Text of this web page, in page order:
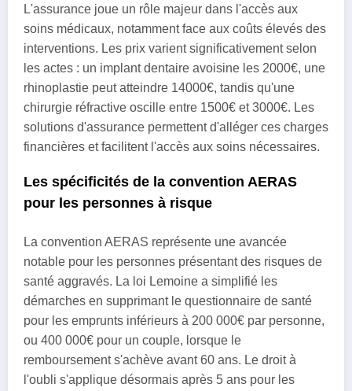
L'assurance joue un rôle majeur dans l'accès aux
soins médicaux, notamment face aux coûts élevés des
interventions. Les prix varient significativement selon
les actes : un implant dentaire avoisine les 2000€, une
rhinoplastie peut atteindre 14000€, tandis qu'une
chirurgie réfractive oscille entre 1500€ et 3000€. Les
solutions d'assurance permettent d'alléger ces charges
financières et facilitent l'accès aux soins nécessaires.
Les spécificités de la convention AERAS
pour les personnes à risque
La convention AERAS représente une avancée
notable pour les personnes présentant des risques de
santé aggravés. La loi Lemoine a simplifié les
démarches en supprimant le questionnaire de santé
pour les emprunts inférieurs à 200 000€ par personne,
ou 400 000€ pour un couple, lorsque le
remboursement s'achève avant 60 ans. Le droit à
l'oubli s'applique désormais après 5 ans pour les